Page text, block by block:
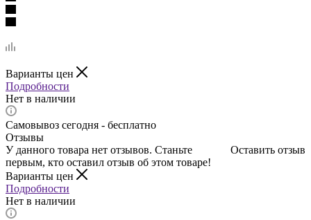
Варианты цен
Подробности
Нет в наличии
Самовывоз сегодня - бесплатно
Отзывы
Оставить отзыв
У данного товара нет отзывов. Станьте
первым, кто оставил отзыв об этом товаре!
Варианты цен
Подробности
Нет в наличии